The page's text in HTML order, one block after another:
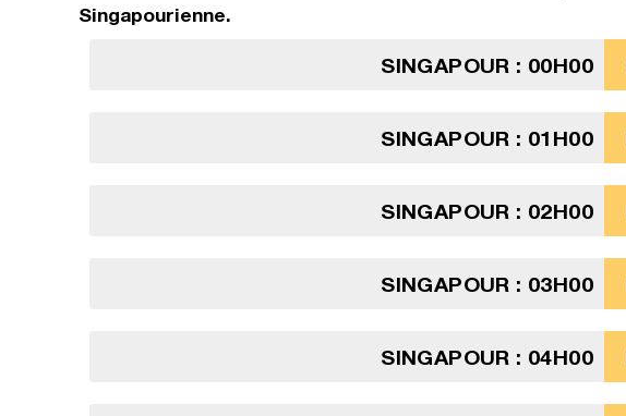
Singapourienne.
SINGAPOUR : 00H00
SINGAPOUR : 01H00
SINGAPOUR : 02H00
SINGAPOUR : 03H00
SINGAPOUR : 04H00